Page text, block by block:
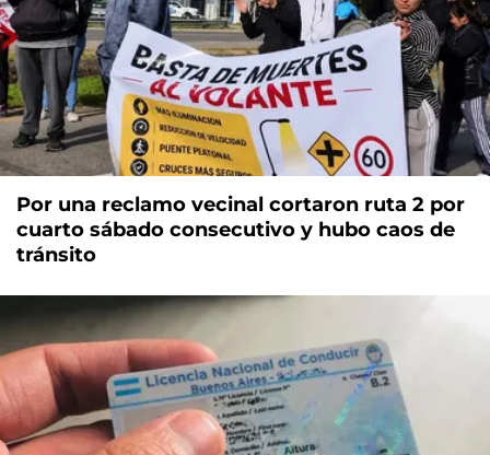
Por una reclamo vecinal cortaron ruta 2 por
cuarto sábado consecutivo y hubo caos de
tránsito